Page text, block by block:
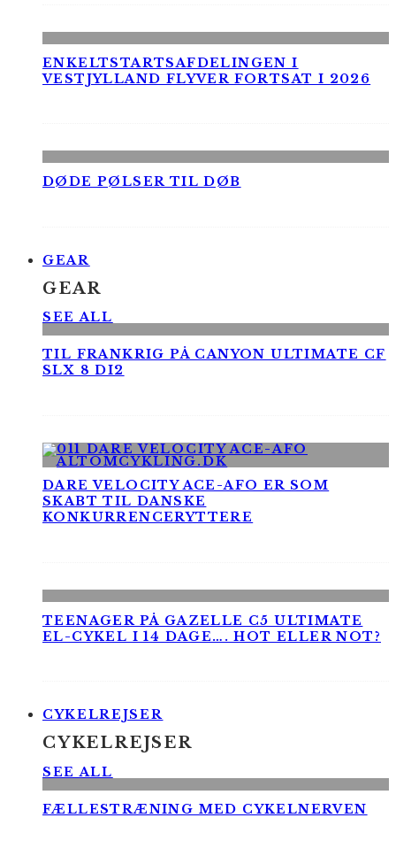
ENKELTSTARTSAFDELINGEN I
VESTJYLLAND FLYVER FORTSAT I 2026
DØDE PØLSER TIL DØB
GEAR
GEAR
SEE ALL
TIL FRANKRIG PÅ CANYON ULTIMATE CF
SLX 8 DI2
DARE VELOCITY ACE-AFO ER SOM
SKABT TIL DANSKE
KONKURRENCERYTTERE
TEENAGER PÅ GAZELLE C5 ULTIMATE
EL-CYKEL I 14 DAGE…. HOT ELLER NOT?
CYKELREJSER
CYKELREJSER
SEE ALL
FÆLLESTRÆNING MED CYKELNERVEN